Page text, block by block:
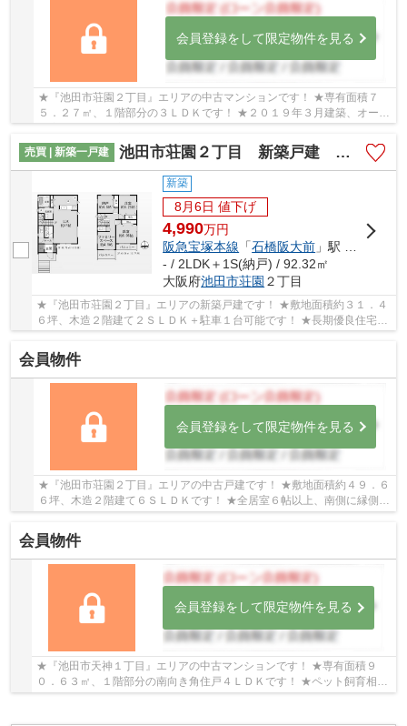
会員登録をして限定物件を見る
★『池田市荘園２丁目』エリアの中古マンションです！ ★専有面積７
５．２７㎡、１階部分の３ＬＤＫです！ ★２０１９年３月建築、オール
洋室、閑静な住宅街の物件です！
売買 | 新築一戸建
池田市荘園２丁目 新築戸建 A号棟
新築
8月6日 値下げ
4,990万円
阪急宝塚本線 「石橋阪大前 」駅 徒歩14分
- / 2LDK＋1S(納戸) / 92.32㎡
大阪府池田市荘園 ２丁目
★『池田市荘園２丁目』エリアの新築戸建です！ ★敷地面積約３１．４
６坪、木造２階建て２ＳＬＤＫ＋駐車１台可能です！ ★長期優良住宅・
住宅性能表示制度（６項目最上位等級取得）物件...
会員物件
会員登録をして限定物件を見る
★『池田市荘園２丁目』エリアの中古戸建です！ ★敷地面積約４９．６
６坪、木造２階建て６ＳＬＤＫです！ ★全居室６帖以上、南側に縁側も
付いたゆったりとした間取です！
会員物件
会員登録をして限定物件を見る
★『池田市天神１丁目』エリアの中古マンションです！ ★専有面積９
０．６３㎡、１階部分の南向き角住戸４ＬＤＫです！ ★ペット飼育相談
可能（管理規約による制限有り）です！ ★２０２５...